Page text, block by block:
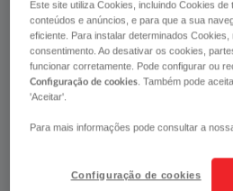
​
Diminua o impacto das
por danos a terceiros,
Este site utiliza Cookies, incluindo Cookies
conteúdos e anúncios, e para que a sua
eficiente. Para instalar determinados
consentimento. Ao desativar os cookies,
funcionar corretamente. Pode configurar ou
Configuração de cookies . Também pode
'Aceitar'.
Para mais informações pode consultar a
Configuração de cookies